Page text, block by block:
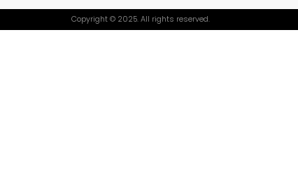
Copyright © 2025. All rights reserved.